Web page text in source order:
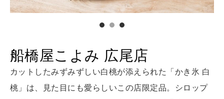
[12星座別] Monthly Love Holoscope
算命学がわかる今月のあなた
HEALTH
自分にやさしく
LEARN
船橋屋こよみ 広尾店
カットしたみずみずしい白桃が添えられた「かき氷 白
桃」は、見た目にも愛らしいこの店限定品。シロップ